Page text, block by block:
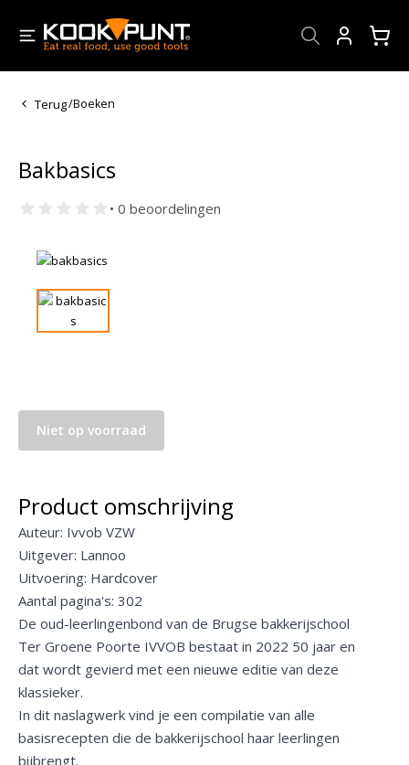
Terug/Boeken
Bakbasics
• 0 beoordelingen
Niet op voorraad
Product omschrijving
Auteur: Ivvob VZW
Uitgever: Lannoo
Uitvoering: Hardcover
Aantal pagina's: 302
De oud-leerlingenbond van de Brugse bakkerijschool
Ter Groene Poorte IVVOB bestaat in 2022 50 jaar en
dat wordt gevierd met een nieuwe editie van deze
klassieker.
In dit naslagwerk vind je een compilatie van alle
basisrecepten die de bakkerijschool haar leerlingen
bijbrengt.